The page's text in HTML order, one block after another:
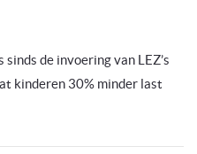
sinds de invoering van LEZ’s
kinderen 30% minder last